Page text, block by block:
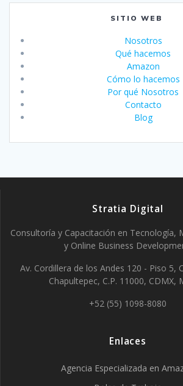
SITIO WEB
Nosotros
Qué hacemos
Amazon
Cómo lo hacemos
Por qué Nosotros
Contacto
Blog
Stratia Digital
Consultoría y Capacitación en Tecnología,
y Online Business
Av. Cordillera de los Andes 120 - Piso 5,
Chapultepec, C.P. 11000, CDMX,
+52 (55) 1098-8080
Enlaces
Agencia Especializada en